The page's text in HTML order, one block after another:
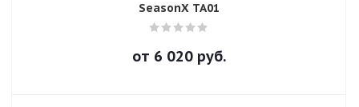
SeasonX TA01
от 6 020руб.